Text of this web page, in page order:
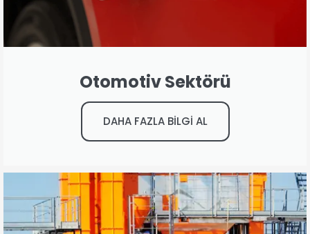
Otomotiv Sektörü
DAHA FAZLA BİLGİ AL